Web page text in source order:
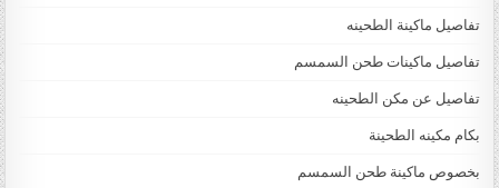
تفاصيل ماكينة الطحينه
تفاصيل ماكينات طحن السمسم
تفاصيل عن مكن الطحينه
بكام مكينه الطحينة
بخصوص ماكينة طحن السمسم